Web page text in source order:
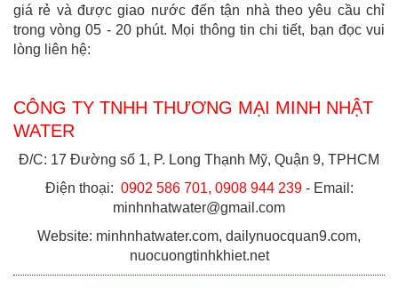
giá rẻ và được giao nước đến tận nhà theo yêu cầu chỉ
trong vòng 05 - 20 phút. Mọi thông tin chi tiết, bạn đọc vui
lòng liên hệ:
CÔNG TY TNHH THƯƠNG MẠI MINH NHẬT
WATER
Đ/C: 17 Đường số 1, P. Long Thạnh Mỹ, Quận 9, TPHCM
Điện thoại: 0902 586 701, 0908 944 239- Email:
minhnhatwater@gmail.com
Website: minhnhatwater.com, dailynuocquan9.com,
nuocuongtinhkhiet.net